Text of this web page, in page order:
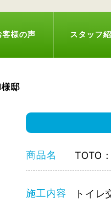
客様の声 スタッフ
邸
商品名 TOTO
施工内容 トイレ